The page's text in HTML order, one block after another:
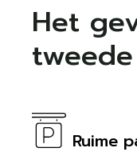
Het
Ruime